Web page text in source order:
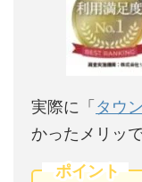
実際に「 タウ
かったメリッで
ポイント